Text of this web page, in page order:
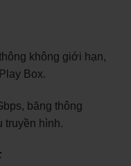
không giới hạn,
Box.
băng thông
truyền hình.